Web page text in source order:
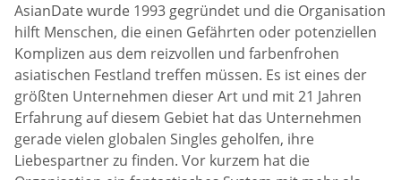
AsianDate wurde 1993 gegründet und die Organisation
hilft Menschen, die einen Gefährten oder potenziellen
Komplizen aus dem reizvollen und farbenfrohen
asiatischen Festland treffen müssen. Es ist eines der
größten Unternehmen dieser Art und mit 21 Jahren
Erfahrung auf diesem Gebiet hat das Unternehmen
gerade vielen globalen Singles geholfen, ihre
Liebespartner zu finden. Vor kurzem hat die